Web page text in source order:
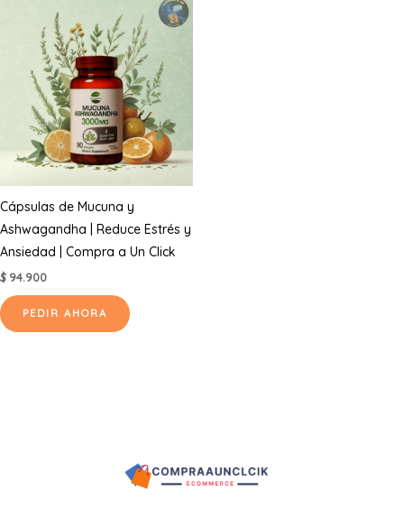
Cápsulas de Mucuna y
Ashwagandha | Reduce Estrés y
Ansiedad | Compra a Un Click
$ 94.900
PEDIR AHORA